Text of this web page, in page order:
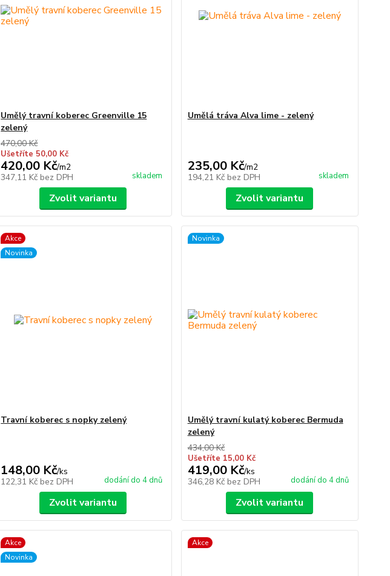
Umělý travní koberec Greenville 15
zelený
470,00 Kč
Ušetříte 50,00 Kč
420,00 Kč/m2
347,11 Kč bez DPH skladem
Zvolit variantu
Umělá tráva Alva lime - zelený
235,00 Kč/m2
194,21 Kč bez DPH skladem
Zvolit variantu
Akce
Novinka
Travní koberec s nopky zelený
148,00 Kč/ks
122,31 Kč bez DPH dodání do 4 dnů
Zvolit variantu
Novinka
Umělý travní kulatý koberec Bermuda
zelený
434,00 Kč
Ušetříte 15,00 Kč
419,00 Kč/ks
346,28 Kč bez DPH dodání do 4 dnů
Zvolit variantu
Akce
Novinka
Akce